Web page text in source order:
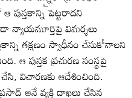
ఆ పుస్తకాన్ని పెట్టరాదని
న్యాయమూర్తిపై విమర్శలు
తక్షణం స్వాధీనం చేసుకోవాలని
ఆ పుస్తక ప్రచురణ సంస్థపై
విచారణకు ఆదేశించింది.
అనే వ్యక్తి దాఖలు చేసిన